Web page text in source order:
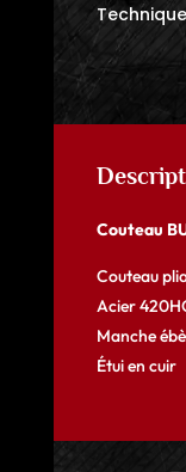
Couteau
Couteau
Acier
Manche
Étui en cuir